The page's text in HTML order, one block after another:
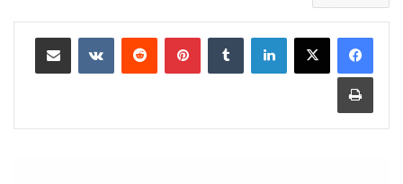
لينكدإن بينتيريست مشاركة عبر البريد
طباعة